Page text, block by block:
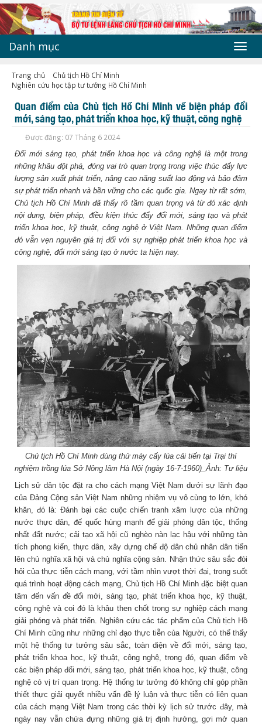
Danh mục
Trang chủ
Chủ tịch Hồ Chí Minh
Nghiên cứu học tập tư tưởng Hồ Chí Minh
Quan điểm của Chủ tịch Hồ Chí Minh về biện pháp đổi
mới, sáng tạo, phát triển khoa học, kỹ thuật, công nghệ
Được đăng: 07 Tháng 6 2024
Đổi mới sáng tạo, phát triển khoa học và công nghệ là một trong
những khâu đột phá, đóng vai trò quan trọng trong việc thúc đẩy lực
lượng sản xuất phát triển, nâng cao năng suất lao động và bảo đảm
sự phát triển nhanh và bền vững cho các quốc gia. Ngay từ rất sớm,
Chủ tịch Hồ Chí Minh đã thấy rõ tầm quan trọng và từ đó xác định
nội dung, biện pháp, điều kiện thúc đẩy đổi mới, sáng tạo và phát
triển khoa học, kỹ thuật, công nghệ ở Việt Nam. Những quan điểm
đó vẫn vẹn nguyên giá trị đối với sự nghiệp phát triển khoa học và
công nghệ, đổi mới sáng tạo ở nước ta hiện nay.
Chủ tịch Hồ Chí Minh dùng thử máy cấy lúa cải tiến tại Trại thí
nghiệm trồng lúa Sở Nông lâm Hà Nội (ngày 16-7-1960)_Ảnh: Tư liệu
Lịch sử dân tộc đặt ra cho cách mạng Việt Nam dưới sự lãnh đạo
của Đảng Cộng sản Việt Nam những nhiệm vụ vô cùng to lớn, khó
khăn, đó là: Đánh bại các cuộc chiến tranh xâm lược của những
nước thực dân, đế quốc hùng mạnh để giải phóng dân tộc, thống
nhất đất nước; cải tạo xã hội cũ nghèo nàn lạc hậu với những tàn
tích phong kiến, thực dân, xây dựng chế độ dân chủ nhân dân tiến
lên chủ nghĩa xã hội và chủ nghĩa cộng sản. Nhận thức sâu sắc đòi
hỏi của thực tiễn cách mạng, với tầm nhìn vượt thời đại, trong suốt
quá trình hoạt động cách mạng, Chủ tịch Hồ Chí Minh đặc biệt quan
tâm đến vấn đề đổi mới, sáng tạo, phát triển khoa học, kỹ thuật,
công nghệ và coi đó là khâu then chốt trong sự nghiệp cách mạng
giải phóng và phát triển. Nghiên cứu các tác phẩm của Chủ tịch Hồ
Chí Minh cũng như những chỉ đạo thực tiễn của Người, có thể thấy
một hệ thống tư tưởng sâu sắc, toàn diện về đổi mới, sáng tạo,
phát triển khoa học, kỹ thuật, công nghệ, trong đó, quan điểm về
các biện pháp đổi mới, sáng tạo, phát triển khoa học, kỹ thuật, công
nghệ có vị trí quan trọng. Hệ thống tư tưởng đó không chỉ góp phần
thiết thực giải quyết nhiều vấn đề lý luận và thực tiễn có liên quan
của cách mạng Việt Nam trong các thời kỳ lịch sử trước đây, mà
ngày nay vẫn chứa đựng những giá trị định hướng, gợi mở quan